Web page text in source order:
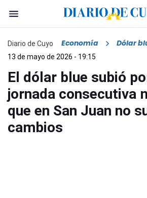
Diario de Cuyo Economía Dólar
13 de mayo de 2026 - 19:15
El dólar blue subió
jornada consecutiva
que en San Juan no
cambios